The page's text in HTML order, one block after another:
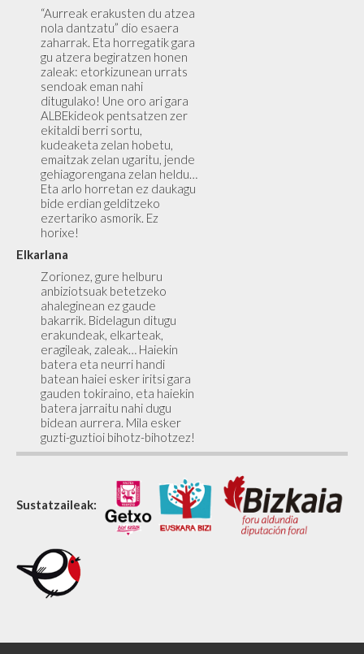
“Aurreak erakusten du atzea
nola dantzatu” dio esaera
zaharrak. Eta horregatik gara
gu atzera begiratzen honen
zaleak: etorkizunean urrats
sendoak eman nahi
ditugulako! Une oro ari gara
ALBEkideok pentsatzen zer
ekitaldi berri sortu,
kudeaketa zelan hobetu,
emaitzak zelan ugaritu, jende
gehiagorengana zelan heldu…
Eta arlo horretan ez daukagu
bide erdian gelditzeko
ezertariko asmorik. Ez
horixe!
Elkarlana
Zorionez, gure helburu
anbiziotsuak betetzeko
ahaleginean ez gaude
bakarrik. Bidelagun ditugu
erakundeak, elkarteak,
eragileak, zaleak… Haiekin
batera eta neurri handi
batean haiei esker iritsi gara
gauden tokiraino, eta haiekin
batera jarraitu nahi dugu
bidean aurrera. Mila esker
guzti-guztioi bihotz-bihotzez!
Sustatzaileak: